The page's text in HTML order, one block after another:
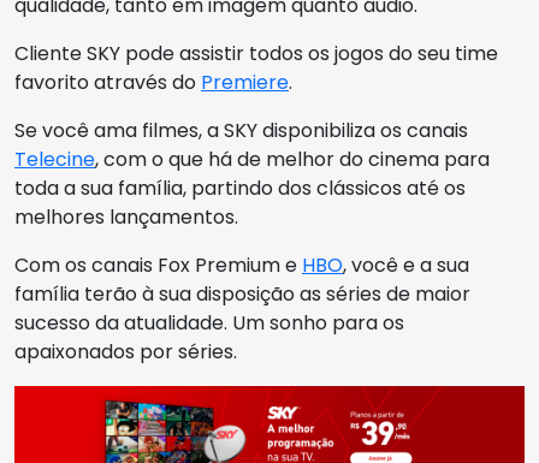
Cliente SKY pode assistir todos os jogos do seu time
favorito através do Premiere.
Se você ama filmes, a SKY disponibiliza os canais
Telecine, com o que há de melhor do cinema para
toda a sua família, partindo dos clássicos até os
melhores lançamentos.
Com os canais Fox Premium e HBO, você e a sua
família terão à sua disposição as séries de maior
sucesso da atualidade. Um sonho para os
apaixonados por séries.